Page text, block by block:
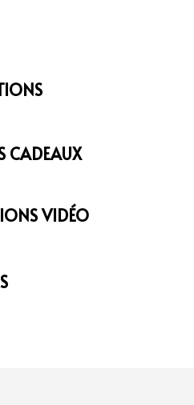
CADEAUX
VIDÉO